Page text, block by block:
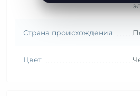
Страна происхождения
Цвет